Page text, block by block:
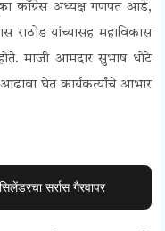
काँग्रेस अध्यक्ष गणपत आडे,
राठोड यांच्यासह महाविकास
माजी आमदार सुभाष धोटे
घेत कार्यकर्त्यांचे आभार
सर्रास गैरवापर